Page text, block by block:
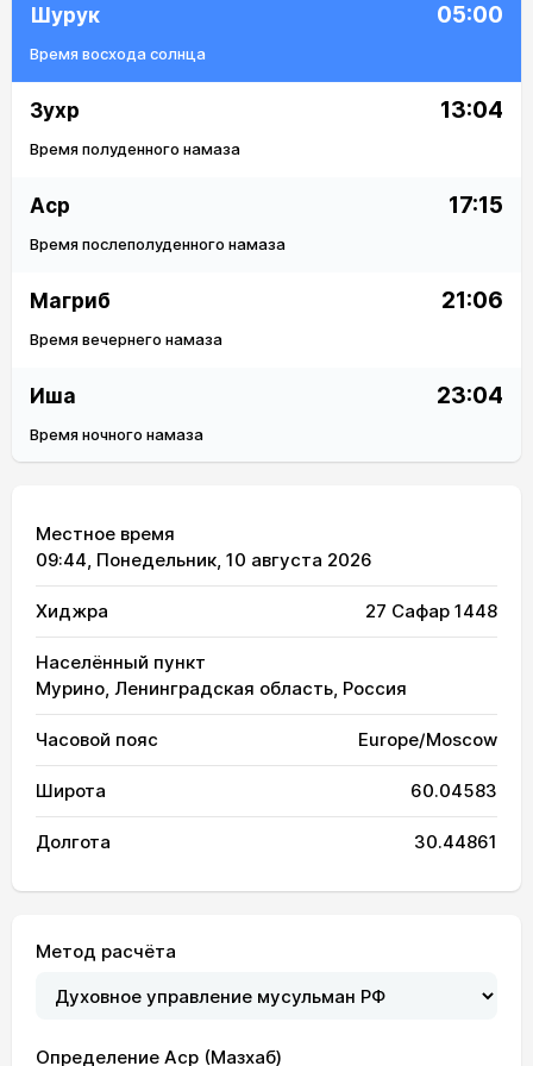
Шурук 05:00
Время восхода солнца
Зухр 13:04
Время полуденного намаза
Аср 17:15
Время послеполуденного намаза
Магриб 21:06
Время вечернего намаза
Иша 23:04
Время ночного намаза
Местное время
09:44, Понедельник, 10 августа 2026
Хиджра 27 Сафар 1448
Населённый пункт
Мурино, Ленинградская область, Россия
Часовой пояс Europe/Moscow
Широта 60.04583
Долгота 30.44861
Метод расчёта
Определение Аср (Мазхаб)
02:44 04:39 13:05